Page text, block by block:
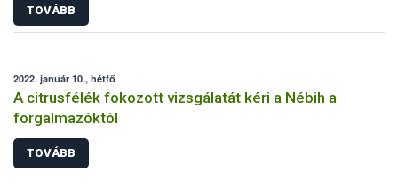
TOVÁBB
2022. január 10., hétfő
A citrusfélék fokozott vizsgálatát kéri a Nébih a
forgalmazóktól
TOVÁBB